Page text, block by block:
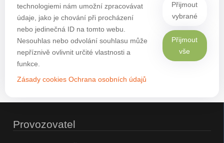
technologiemi nám umožní zpracovávat
údaje, jako je chování při procházení
nebo jedinečná ID na tomto webu.
Nesouhlas nebo odvolání souhlasu může
nepříznivě ovlivnit určité vlastnosti a
funkce.
Zásady cookies Ochrana osobních údajů
Přijmout
vybrané
Přijmout
vše
Provozovatel